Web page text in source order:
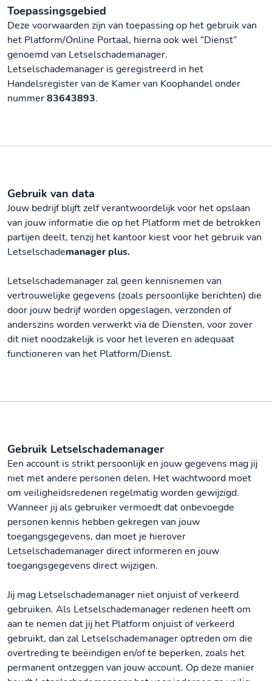
Toepassingsgebied
Deze voorwaarden zijn van toepassing op het gebruik van
het Platform/Online Portaal, hierna ook wel “Dienst”
genoemd van Letselschademanager.
Letselschademanager is geregistreerd in het
Handelsregister van de Kamer van Koophandel onder
nummer83643893.
Gebruik van data
Jouw bedrijf blijft zelf verantwoordelijk voor het opslaan
van jouw informatie die op het Platform met de betrokken
partijen deelt, tenzij het kantoor kiest voor het gebruik van
Letselschademanager plus.
Letselschademanager zal geen kennisnemen van
vertrouwelijke gegevens (zoals persoonlijke berichten) die
door jouw bedrijf worden opgeslagen, verzonden of
anderszins worden verwerkt via de Diensten, voor zover
dit niet noodzakelijk is voor het leveren en adequaat
functioneren van het Platform/Dienst.
Gebruik Letselschademanager
Een account is strikt persoonlijk en jouw gegevens mag jij
niet met andere personen delen. Het wachtwoord moet
om veiligheidsredenen regelmatig worden gewijzigd.
Wanneer jij als gebruiker vermoedt dat onbevoegde
personen kennis hebben gekregen van jouw
toegangsgegevens, dan moet je hierover
Letselschademanager direct informeren en jouw
toegangsgegevens direct wijzigen.
Jij mag Letselschademanager niet onjuist of verkeerd
gebruiken. Als Letselschademanager redenen heeft om
aan te nemen dat jij het Platform onjuist of verkeerd
gebruikt, dan zal Letselschademanager optreden om die
overtreding te beëindigen en/of te beperken, zoals het
permanent ontzeggen van jouw account. Op deze manier